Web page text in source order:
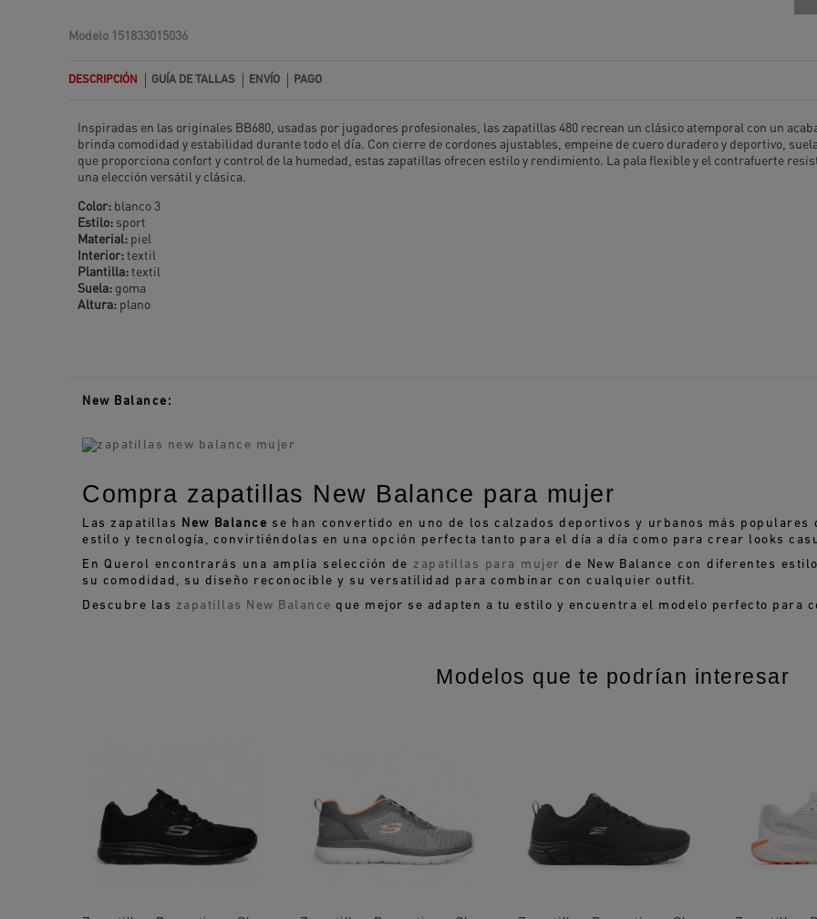
Modelo 151833015036
DESCRIPCIÓN GUÍA DE TALLAS ENVÍO PAGO
Inspiradas en las originales BB680, usadas por jugadores profesionales, las zapatillas 480 recrean un clásico atemporal con un
brinda comodidad y estabilidad durante todo el día. Con cierre de cordones ajustables, empeine de cuero duradero y deportivo,
que proporciona confort y control de la humedad, estas zapatillas ofrecen estilo y rendimiento. La pala flexible y el contrafuerte
una elección versátil y clásica.
Color: blanco 3
Estilo: sport
Material: piel
Interior:textil
Plantilla:textil
Suela: goma
Altura: plano
New Balance:
Compra zapatillas New Balance para mujer
Las zapatillas New Balance se han convertido en uno de los calzados deportivos y urbanos más populares
estilo y tecnología, convirtiéndolas en una opción perfecta tanto para el día a día como para crear looks
En Querol encontrarás una amplia selección de zapatillas para mujer de New Balance con diferentes
su comodidad, su diseño reconocible y su versatilidad para combinar con cualquier outfit.
Descubre las zapatillas New Balance que mejor se adapten a tu estilo y encuentra el modelo perfecto para
Modelos que te podrían interesar